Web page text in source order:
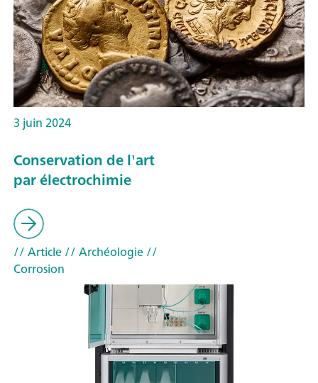
3 juin 2024
Conservation de l'art
par électrochimie
// Article// Archéologie//
Corrosion